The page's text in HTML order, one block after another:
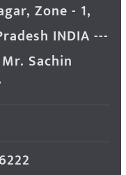
Zone - 1,
INDIA ---
Sachin